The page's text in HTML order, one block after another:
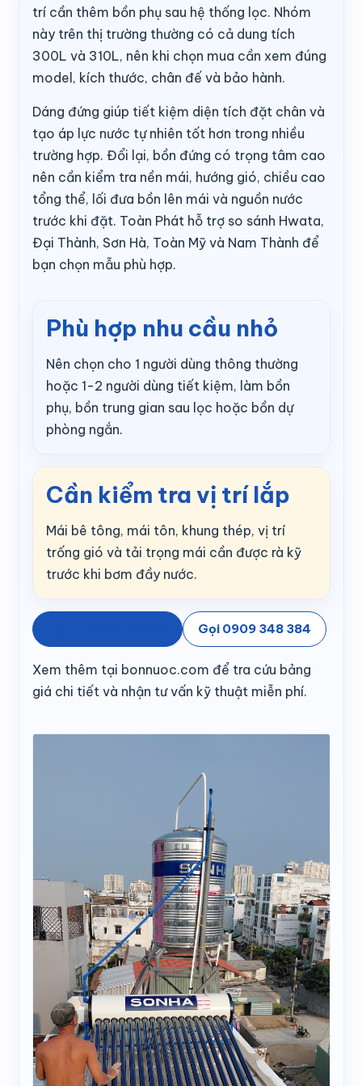
trí cần thêm bồn phụ sau hệ thống lọc. Nhóm
này trên thị trường thường có cả dung tích
300L và 310L, nên khi chọn mua cần xem đúng
model, kích thước, chân đế và bảo hành.
Dáng đứng giúp tiết kiệm diện tích đặt chân và
tạo áp lực nước tự nhiên tốt hơn trong nhiều
trường hợp. Đổi lại, bồn đứng có trọng tâm cao
nên cần kiểm tra nền mái, hướng gió, chiều cao
tổng thể, lối đưa bồn lên mái và nguồn nước
trước khi đặt. Toàn Phát hỗ trợ so sánh Hwata,
Đại Thành, Sơn Hà, Toàn Mỹ và Nam Thành để
bạn chọn mẫu phù hợp.
Phù hợp nhu cầu nhỏ
Nên chọn cho 1 người dùng thông thường
hoặc 1-2 người dùng tiết kiệm, làm bồn
phụ, bồn trung gian sau lọc hoặc bồn dự
phòng ngắn.
Cần kiểm tra vị trí lắp
Mái bê tông, mái tôn, khung thép, vị trí
trống gió và tải trọng mái cần được rà kỹ
trước khi bơm đầy nước.
Gọi 0909 348 384
Xem thêm tại bonnuoc.com để tra cứu bảng
giá chi tiết và nhận tư vấn kỹ thuật miễn phí.